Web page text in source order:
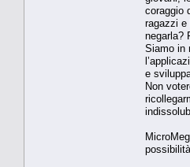
coraggio
ragazzi e
negarla?
Siamo in
e
Non